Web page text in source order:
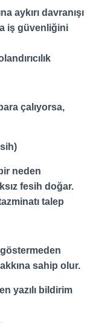
aykırı davranışı
iş güvenliğini
çalıyorsa,
neden
fesih doğar.
talep
sahip olur.
yazılı bildirim